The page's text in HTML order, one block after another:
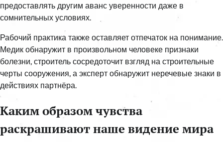
предоставлять другим аванс уверенности даже в
сомнительных условиях.
Рабочий практика также оставляет отпечаток на понимание.
Медик обнаружит в произвольном человеке признаки
болезни, строитель сосредоточит взгляд на строительные
черты сооружения, а эксперт обнаружит неречевые знаки в
действиях партнёра.
Каким образом чувства
раскрашивают наше видение мира